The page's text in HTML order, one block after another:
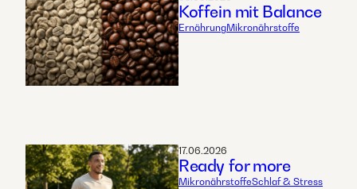
Koffein mit Balance
ErnährungMikronährstoffe
17.06.2026
Ready for more
MikronährstoffeSchlaf & Stress